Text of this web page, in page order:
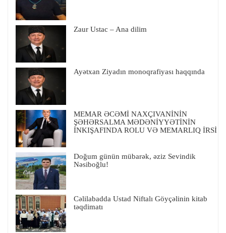
Zaur Ustac – Ana dilim
Ayətxan Ziyadın monoqrafiyası haqqında
MEMAR ƏCƏMİ NAXÇIVANİNİN
ŞƏHƏRSALMA MƏDƏNİYYƏTİNİN
İNKIŞAFINDA ROLU VƏ MEMARLIQ İRSİ
Doğum günün mübarək, əziz Sevindik
Nəsiboğlu!
Cəlilabadda Ustad Niftalı Göyçəlinin kitab
təqdimatı